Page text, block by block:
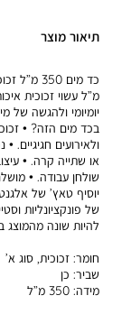
תיאור מוצר
מ”ל עשוי זכוכית
יומיומי ולהגשה של
בכד מים הזה? •
או שתייה קרה. •
שולחן עבודה. •
יוסיף טאץ’ של
של פונקציונליות
להיות שונה מהמוצג
חומר: זכוכית, סוג א’
שביר: כן
מידה: 350 מ”ל